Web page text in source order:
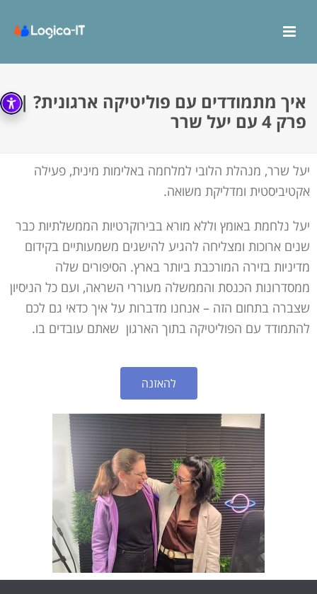
איך מתמודדים עם פוליטיקה ארגונית? |
פרק 4 עם יעל שרר
יעל שרר, מנהלת הלובי למלחמה באלימות מינית, פעילה
אקטיביסטית ומדליקת משואה.
יעל נלחמת באומץ וללא מורא בבירוקרטיות הממשלתיות כבר
שנים ארוכות ומצליחה להגיע להישגים משמעותיים בקידום
מדיניות בזירה המורכבת ביותר בארץ. הסיפורים שלה
ממסדרונות הכנסת והממשלה מעוררי השראה, ועם כל הניסיון
שצברה בתחום הזה – אנחנו מדברות על איך כדאי גם לכם
להתמודד עם הפוליטיקה בתוך הארגון שאתם עובדים בו.
להאזנה